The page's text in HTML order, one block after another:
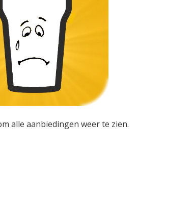
alle aanbiedingen weer te zien.